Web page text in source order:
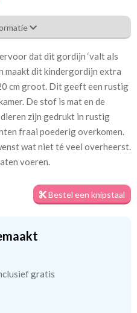
gordijnstof
In.4305-05 Jungle Art
72 cm
140 cm
circa 1-2 weken
70% katoen,
bestel daarom gerust
en kwaliteit uw gordijnen
dat dit gordijn ‘valt als
maakt dit kindergordijn extra
cm groot. Dit geeft een rustig
De stof is mat en de
zijn gedrukt in rustig
fraai poederig overkomen.
wat niet té veel overheerst.
voeren.
Bestel een knipstaal
gratis